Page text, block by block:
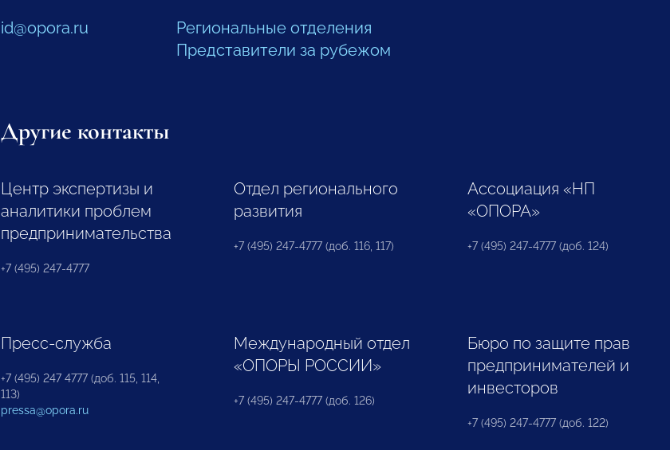
id@opora.ru
Региональные отделения
Представители за рубежом
Другие контакты
Центр экспертизы и
аналитики проблем
предпринимательства
+7 (495) 247-4777
Отдел регионального
развития
+7 (495) 247-4777 (доб. 116, 117)
Ассоциация «НП
«ОПОРА»
+7 (495) 247-4777 (доб. 124)
Пресс-служба
+7 (495) 247 4777 (доб. 115, 114,
113)
pressa@opora.ru
Международный отдел
«ОПОРЫ РОССИИ»
+7 (495) 247-4777 (доб. 126)
Бюро по защите прав
предпринимателей и
инвесторов
+7 (495) 247-4777 (доб. 122)